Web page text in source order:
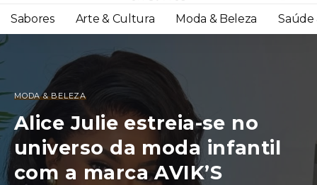
Sabores Arte & Cultura Moda & Beleza Saúde
MODA & BELEZA
Alice Julie estreia-se no
universo da moda infantil
com a marca AVIK’S